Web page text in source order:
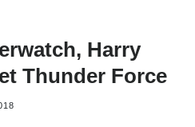
Harry
Thunder Force